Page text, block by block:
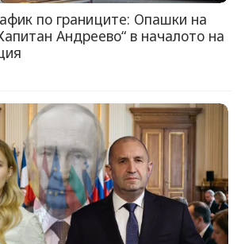
по границите: Опашки на
Андреево“ в началото на